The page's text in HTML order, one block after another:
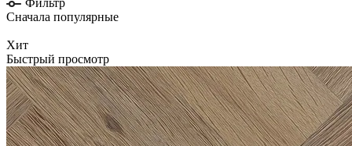
Сначала популярные
Хит
Быстрый просмотр